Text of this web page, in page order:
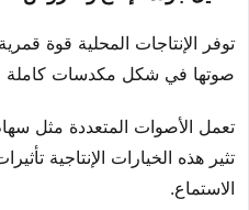
توفر الإنتاجات المحلية قوة
صوتها في شكل مكدسات كاملة
تعمل الأصوات المتعددة مثل
تثير هذه الخيارات الإنتاجية
الاستماع.